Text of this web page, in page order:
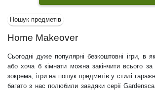
Пошук предметів
Home Makeover
Сьогодні дуже популярні безкоштовні ігри, в
або хоча б кімнати можна закінчити всього
зокрема, ігри на пошук предметів у стилі
багато з нас полюбили завдяки серії